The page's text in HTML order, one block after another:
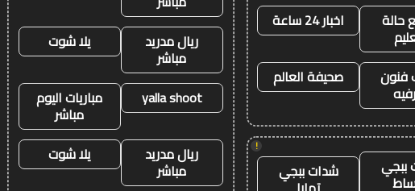
حالة
اخبار 24 ساعة
فنون صحيفة العالم
!
ببجي شدات ببجي
ريال مدريد
مباشر
يلا شوت
yalla shoot مباريات اليوم
مباشر
ريال مدريد
مباشر
يلا شوت